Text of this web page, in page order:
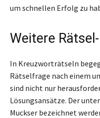
um schnellen Erfolg zu
Weitere
In Kreuzworträtseln
Rätselfrage nach einem
sind nicht nur
Lösungsansätze. Der
Muckser bezeichnet